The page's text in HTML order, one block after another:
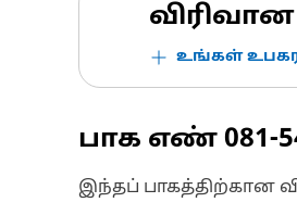
உங்கள்
பாக எண் 081-
இந்தப் பாகத்திற்கான